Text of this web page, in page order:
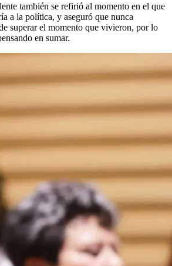
también se refirió al momento en el que
a la política, y aseguró que nunca
superar el momento que vivieron, por lo
en sumar.